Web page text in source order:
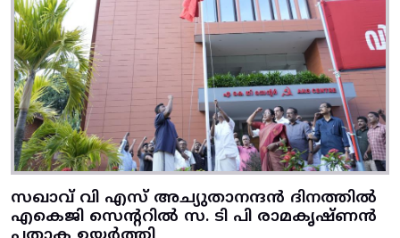
സഖാവ് വി എസ് അച്യുതാനന്ദൻ ദിനത്തിൽ
എകെജി സെന്ററിൽ സ. ടി പി രാമകൃഷ്‌ണൻ